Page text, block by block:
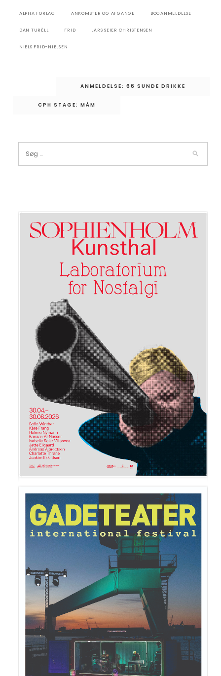
ALPHA FORLAG ANKOMSTER OG AFGANGE BOGANMELDELSE
DAN TURÈLL FRID LARS SEIER CHRISTENSEN
NIELS FRID-NIELSEN
IndlægsnavigationANMELDELSE: 66 SUNDE DRIKKE
CPH STAGE: MÁM